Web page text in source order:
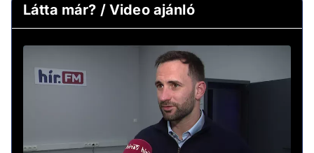
Látta már? / Video ajánló